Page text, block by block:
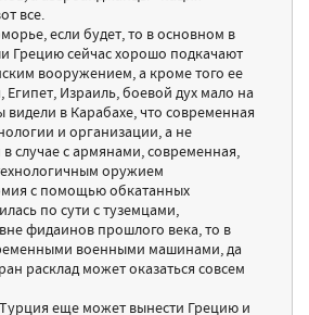
все.
если будет, то в основном в
Грецию сейчас хорошо подкачают
вооружением, а кроме того ее
Израиль, боевой дух мало на
видели в Карабахе, что современная
и организации, а не
случае с армянами, современная,
оружием
с помощью обкатанных
по сути с туземцами,
фидаинов прошлого века, то в
военными машинами, да
расклад может оказаться совсем
Турция еще может вынести Грецию и